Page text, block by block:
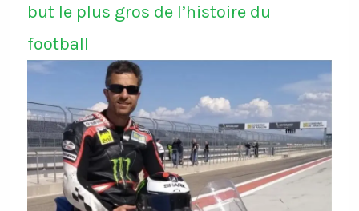
but le plus gros de l’histoire du
football